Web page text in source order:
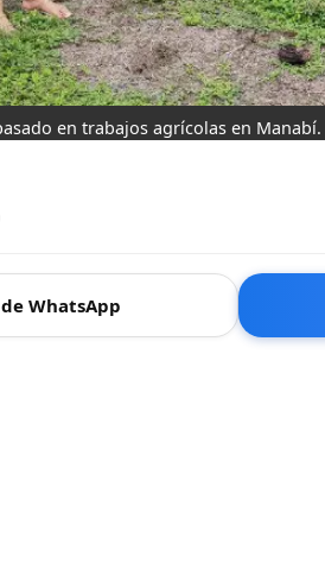
en trabajos agrícolas en Manabí.
WhatsApp